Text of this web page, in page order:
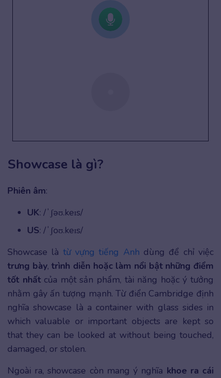
Showcase là gì?
Phiên âm:
UK: /ˈʃəʊ.keɪs/
US: /ˈʃoʊ.keɪs/
Showcase là từ vựng tiếng Anh dùng để chỉ việc
trưng bày,trình diễn hoặc làm nổi bật những điểm
tốt nhấtcủa một sản phẩm, tài năng hoặc ý tưởng
nhằm gây ấn tượng mạnh. Từ điển Cambridge định
nghĩa showcase là a container with glass sides in
which valuable or important objects are kept so
that they can be looked at without being touched,
damaged, or stolen.
Ngoài ra, showcase còn mang ý nghĩa khoe ra cái